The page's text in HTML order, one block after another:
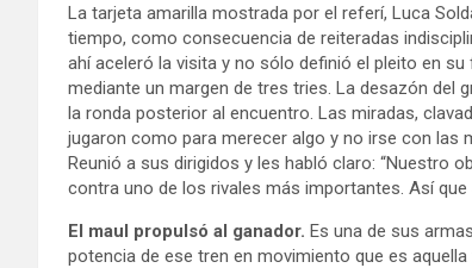
La tarjeta amarilla mostrada por el referí, Luca
tiempo, como consecuencia de reiteradas
ahí aceleró la visita y no sólo definió el pleito en
mediante un margen de tres tries. La desazón del
la ronda posterior al encuentro. Las miradas,
jugaron como para merecer algo y no irse con las
Reunió a sus dirigidos y les habló claro: “Nuestro
contra uno de los rivales más importantes. Así que
El maul propulsó al ganador. Es una de sus
potencia de ese tren en movimiento que es